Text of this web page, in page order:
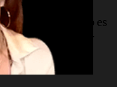
lleno es que hoy
de antaño, pero es
Paul, a juzgar por
irremplazable